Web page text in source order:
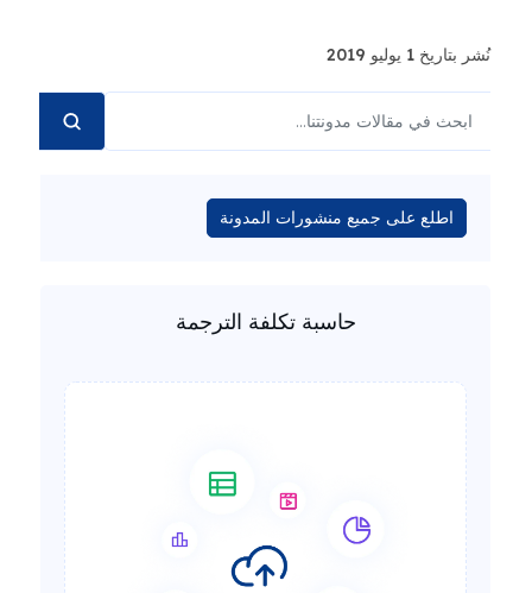
نُشر بتاريخ 1 يوليو 2019
اطلع على جميع منشورات المدونة
حاسبة تكلفة الترجمة